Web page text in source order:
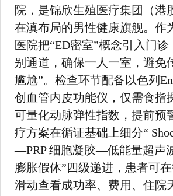
院，是锦欣生殖医疗集团（港
在滇布局的男性健康旗舰。作
医院把“ED密室”概念引入门
别通道，确保一人一室，避免
尴尬”。检查环节配备以色列
创血管内皮功能仪，仅需食指
可量化动脉弹性指数，提前预
疗方案在循证基础上细分“
—PRP 细胞凝胶—低能量超声
膨胀假体”四级递进，患者可
滑动查看成功率、费用、住院